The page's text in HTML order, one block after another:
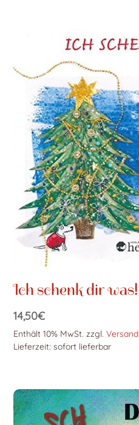
Ich schenk dir was!
14,50€
Enthält 10% MwSt. zzgl.Versand
Lieferzeit: sofort lieferbar